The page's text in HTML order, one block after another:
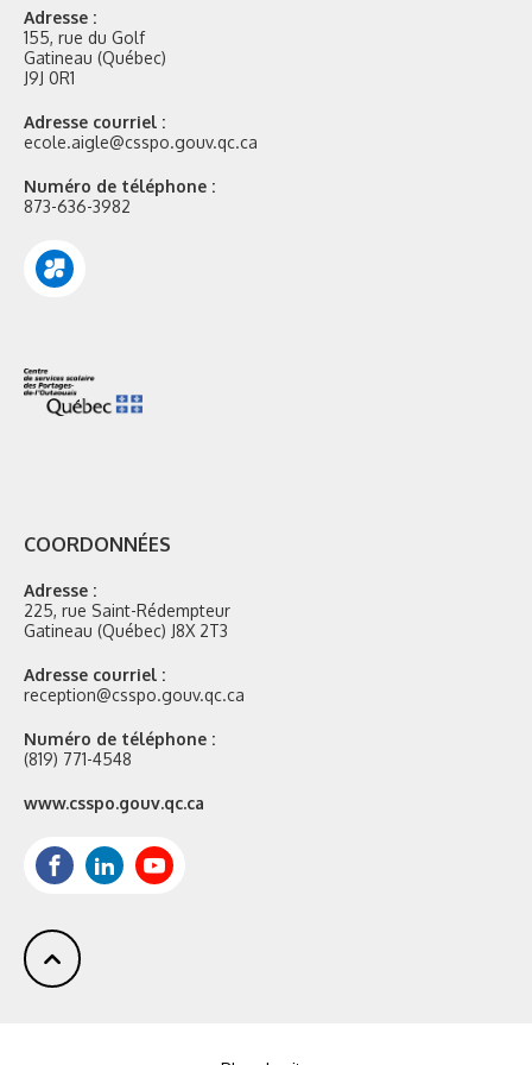
Adresse :
155, rue du Golf
Gatineau (Québec)
J9J 0R1
Adresse courriel :
ecole.aigle@csspo.gouv.qc.ca
Numéro de téléphone :
873-636-3982
Portail
Mozaik
COORDONNÉES
Adresse :
225, rue Saint-Rédempteur
Gatineau (Québec) J8X 2T3
Adresse courriel :
reception@csspo.gouv.qc.ca
Numéro de téléphone :
(819) 771-4548
Site
www.csspo.gouv.qc.ca
FacebookLinkedInYoutube